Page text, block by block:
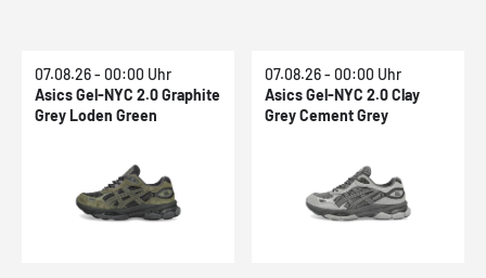
07.08.26 - 00:00 Uhr
Asics Gel-NYC 2.0 Graphite
Grey Loden Green
07.08.26 - 00:00 Uhr
Asics Gel-NYC 2.0 Clay
Grey Cement Grey